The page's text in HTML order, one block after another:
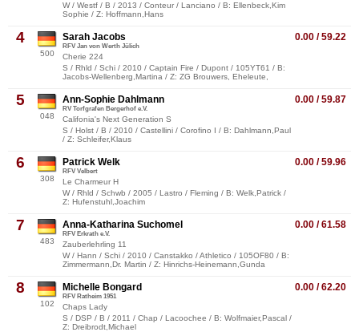
W / Westf / B / 2013 / Conteur / Lanciano / B: Ellenbeck,Kim
Sophie / Z: Hoffmann,Hans
4
500
0.00 / 59.22
Sarah Jacobs
RFV Jan von Werth Jülich
Cherie 224
S / Rhld / Schi / 2010 / Captain Fire / Dupont / 105YT61 / B:
Jacobs-Wellenberg,Martina / Z: ZG Brouwers, Eheleute,
5
048
0.00 / 59.87
Ann-Sophie Dahlmann
RV Torfgrafen Bergerhof e.V.
Califonia's Next Generation S
S / Holst / B / 2010 / Castellini / Corofino I / B: Dahlmann,Paul
/ Z: Schleifer,Klaus
6
308
0.00 / 59.96
Patrick Welk
RFV Velbert
Le Charmeur H
W / Rhld / Schwb / 2005 / Lastro / Fleming / B: Welk,Patrick /
Z: Hufenstuhl,Joachim
7
483
0.00 / 61.58
Anna-Katharina Suchomel
RFV Erkrath e.V.
Zauberlehrling 11
W / Hann / Schi / 2010 / Canstakko / Athletico / 105OF80 / B:
Zimmermann,Dr. Martin / Z: Hinrichs-Heinemann,Gunda
8
102
0.00 / 62.20
Michelle Bongard
RFV Ratheim 1951
Chaps Lady
S / DSP / B / 2011 / Chap / Lacoochee / B: Wolfmaier,Pascal /
Z: Dreibrodt,Michael